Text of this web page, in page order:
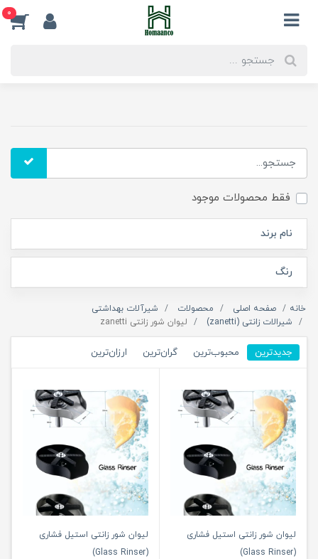
0
فقط محصولات موجود
نام برند
رنگ
خانه صفحه اصلی محصولات
شیرآلات بهداشتی
شیرالات زانتی (zanetti)
لیوان شور زانتی zanetti
جدیدترین محبوب‌ترین گران‌ترین ارزان‌ترین
لیوان شور زانتی استیل فشاری
(Glass Rinser)
لیوان شور زانتی استیل فشاری
(Glass Rinser)